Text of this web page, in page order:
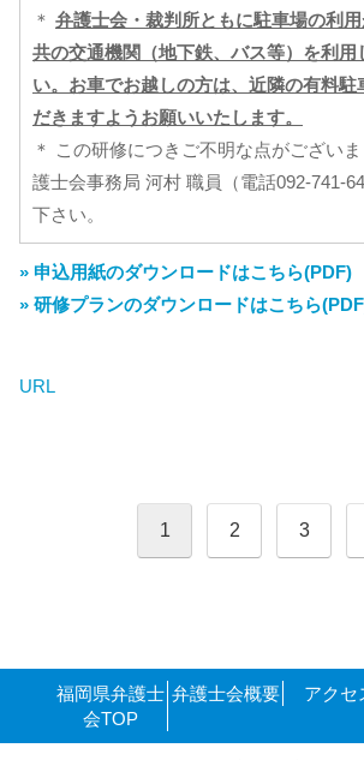
＊ 弁護士会・裁判所ともに駐車場の利
共の交通機関（地下鉄、バス等）を利用
い。お車でお越しの方は、近隣の有料駐
だきますようお願いいたします。
＊ この研修につきご不明な点がござい
護士会事務局 河村 職員（電話092-741-
下さい。
» 申込用紙のダウンロードはこちら(PDF)
» 研修プランのダウンロードはこちら
URL
投
の
送
り
1 2 3
福岡県弁護士
会TOP
弁護士会概要 アクセ